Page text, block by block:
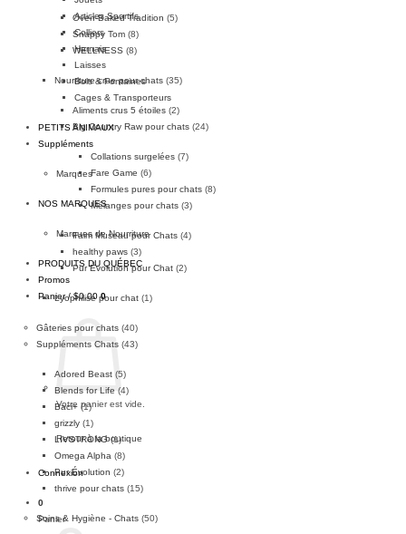
Articles Sportifs
Colliers
Harnais
Laisses
Bols & Fontaines
Cages & Transporteurs
PETITS ANIMAUX
Suppléments
Marques
NOS MARQUES
Marques de Nourriture
PRODUITS DU QUÉBEC
Promos
Panier /$0.00 0
Votre panier est vide.
Retour à la boutique
Connexion
0
Panier
Oven-Baked Tradition (5)
Snappy Tom (8)
WELLNESS (8)
Nourriture crue pour chats (35)
Aliments crus 5 étoiles (2)
Big Country Raw pour chats (24)
Collations surgelées (7)
Fare Game (6)
Formules pures pour chats (8)
Mélanges pour chats (3)
Faim Museau pour Chats (4)
healthy paws (3)
Pur Évolution pour Chat (2)
Lyophilisé pour chat (1)
Gâteries pour chats (40)
Suppléments Chats (43)
Adored Beast (5)
Blends for Life (4)
Baci+ (1)
grizzly (1)
LIVSTRONG (1)
Omega Alpha (8)
Pur Évolution (2)
thrive pour chats (15)
Soins & Hygiène - Chats (50)